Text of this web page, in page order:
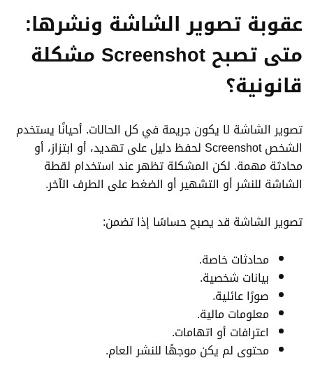
عقوبة تصوير الشاشة ونشرها:
متى تصبح Screenshot مشكلة
قانونية؟
تصوير الشاشة لا يكون جريمة في كل الحالات. أحيانًا يستخدم
الشخص Screenshot لحفظ دليل على تهديد، أو ابتزاز، أو
محادثة مهمة. لكن المشكلة تظهر عند استخدام لقطة
الشاشة للنشر أو التشهير أو الضغط على الطرف الآخر.
تصوير الشاشة قد يصبح حساسًا إذا تضمن:
محادثات خاصة.
بيانات شخصية.
صورًا عائلية.
معلومات مالية.
اعترافات أو اتهامات.
محتوى لم يكن موجهًا للنشر العام.